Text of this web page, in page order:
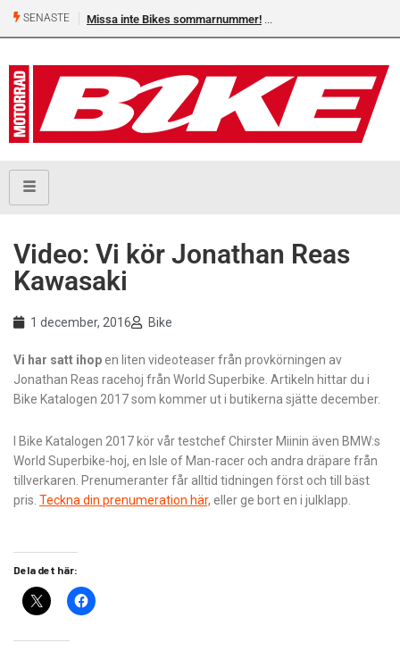
SENASTE Missa inte Bikes sommarnummer!
Video: Vi kör Jonathan Reas
Kawasaki
1 december, 2016 Bike
Vi har satt ihopen liten videoteaser från provkörningen av
Jonathan Reas racehoj från World Superbike. Artikeln hittar du i
Bike Katalogen 2017 som kommer ut i butikerna sjätte december.
I Bike Katalogen 2017 kör vår testchef Chirster Miinin även BMW:s
World Superbike-hoj, en Isle of Man-racer och andra dräpare från
tillverkaren. Prenumeranter får alltid tidningen först och till bäst
pris. Teckna din prenumeration här, eller ge bort en i julklapp.
Dela det här: